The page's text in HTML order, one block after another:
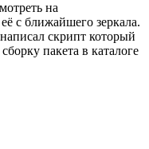
на
её с ближайшего зеркала.
скрипт который
пакета в каталоге